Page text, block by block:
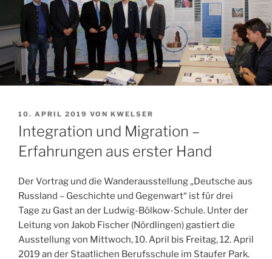
VERÖFFENTLICHT
AM
10. APRIL 2019 VON KWELSER
Integration und Migration –
Erfahrungen aus erster Hand
Der Vortrag und die Wanderausstellung „Deutsche aus
Russland – Geschichte und Gegenwart“ ist für drei
Tage zu Gast an der Ludwig-Bölkow-Schule. Unter der
Leitung von Jakob Fischer (Nördlingen) gastiert die
Ausstellung von Mittwoch, 10. April bis Freitag, 12. April
2019 an der Staatlichen Berufsschule im Staufer Park.